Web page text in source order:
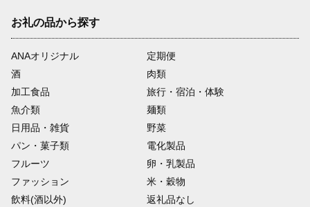
お礼の品から探す
ANAオリジナル
定期便
酒
肉類
加工食品
旅行・宿泊・体験
魚介類
麺類
日用品・雑貨
野菜
パン・菓子類
電化製品
フルーツ
卵・乳製品
ファッション
米・穀物
飲料(酒以外)
返礼品なし